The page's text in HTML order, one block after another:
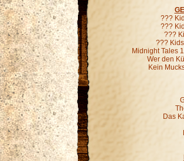
???
???
???
???
Midnight Tales
Wer den
Kein
Das